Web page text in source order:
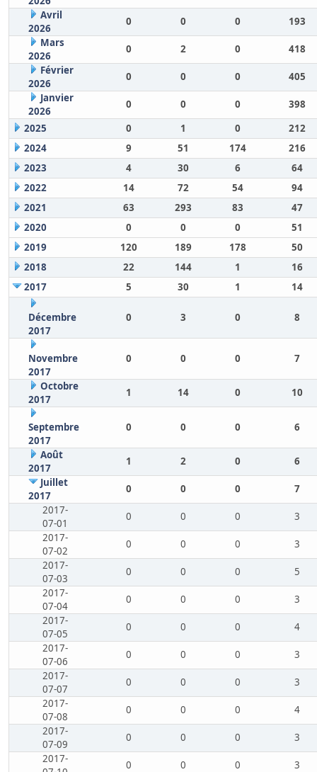
Avril
2026
0 0 0
193
Mars
2026
0 2 0
418
Février
2026
0 0 0
405
Janvier
2026
0 0 0
398
2025
0 1 0
212
2024
9 51 174
216
2023
4 30 6
64
2022
14 72 54
94
2021
63 293 83
47
2020
0 0 0
51
2019
120 189 178
50
2018
22 144 1
16
2017
5 30 1 14
Décembre
2017
0 3 0 8
Novembre
2017
0 0 0 7
Octobre
2017
1 14 0 10
Septembre
2017
0 0 0 6
Août
2017
1 2 0
6
Juillet
2017
0 0 0
7
2017-
07-01
0 0 0
3
2017-
07-02
0 0 0
3
2017-
07-03
0 0 0
5
2017-
07-04
0 0 0
3
2017-
07-05
0 0 0
4
2017-
07-06
0 0 0
3
2017-
07-07
0 0 0
3
2017-
07-08
0 0 0
4
2017-
07-09
0 0 0
3
2017-
0 0 0
3